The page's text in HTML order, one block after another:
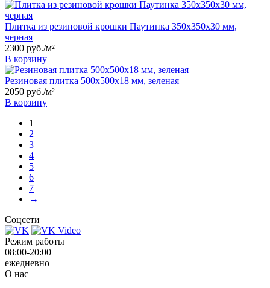
Плитка из резиновой крошки Паутинка 350x350x30 мм,
черная
2300 руб./м²
В корзину
Резиновая плитка 500x500x18 мм, зеленая
2050 руб./м²
В корзину
1
2
3
4
5
6
7
→
Соцсети
Режим работы
08:00-20:00
ежедневно
О нас